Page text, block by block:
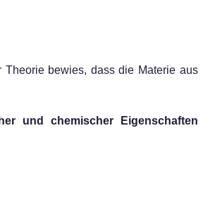
bewies, dass die Materie aus
und chemischer Eigenschaften